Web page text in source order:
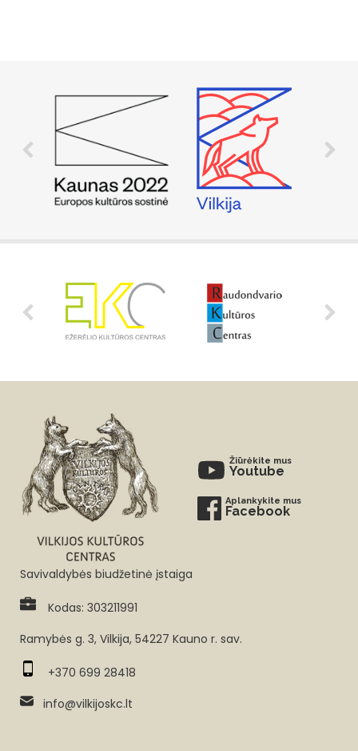
Žiūrėkite mus
Youtube
Aplankykite mus
Facebook
Savivaldybės biudžetinė įstaiga
Kodas: 303211991
Ramybės g. 3, Vilkija, 54227 Kauno r. sav.
+370 699 28418
info@vilkijoskc.lt